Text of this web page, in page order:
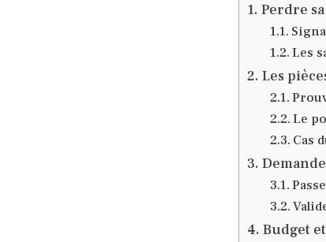
Perdre
Les
Les
Le
Cas
Budget